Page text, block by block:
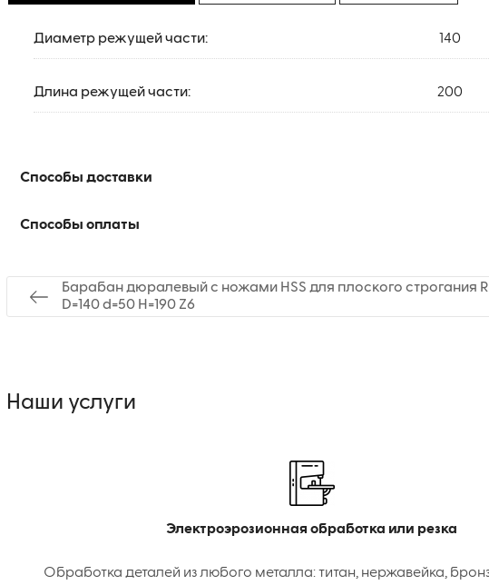
Диаметр режущей части: 140
Длина режущей части: 200
Способы доставки
Способы оплаты
Барабан дюралевый с ножами HSS для плоского строгания
D=140 d=50 H=190 Z6
Наши услуги
Электроэрозионная обработка или резка
Обработка деталей из любого металла: титан, нержавейка,